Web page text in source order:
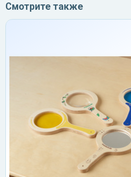
Смотрите также